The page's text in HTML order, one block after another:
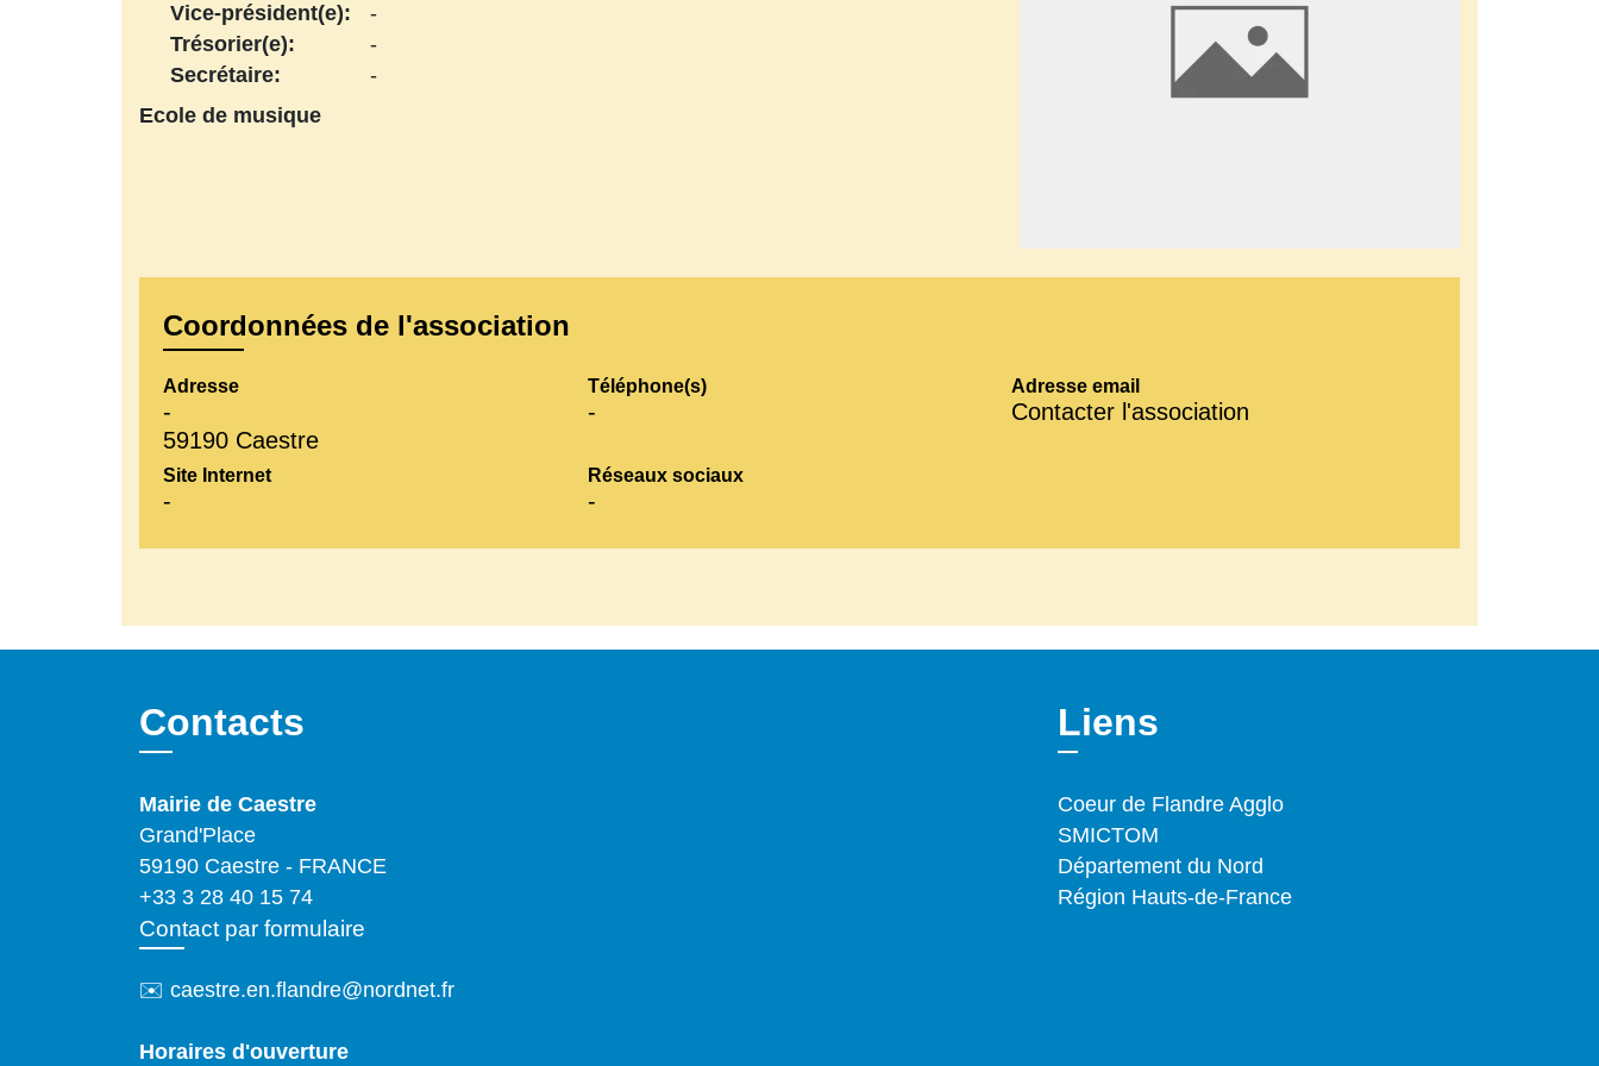
Vice-président(e):
Trésorier(e):
Secrétaire:
-
-
-
Ecole de musique
Coordonnées de l'association
Adresse
-
59190 Caestre
Téléphone(s)
-
Adresse email
Contacter l'association
Site Internet
-
Réseaux sociaux
-
Contacts
Mairie de Caestre
Grand'Place
59190 Caestre - FRANCE
+33 3 28 40 15 74
Contact par formulaire
✉️ caestre.en.flandre@nordnet.fr
Horaires d'ouverture
Liens
Coeur de Flandre Agglo
SMICTOM
Département du Nord
Région Hauts-de-France